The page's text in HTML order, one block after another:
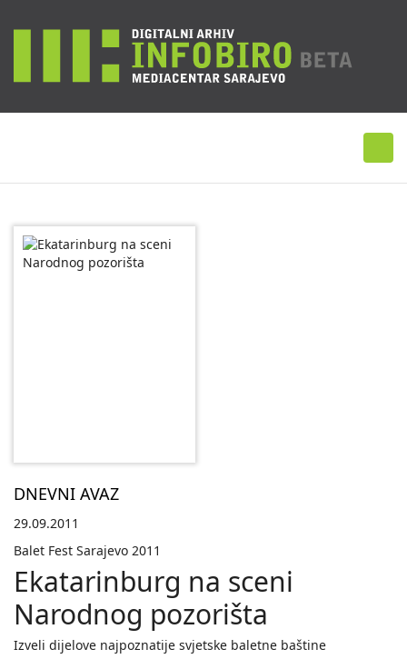
DNEVNI AVAZ
29.09.2011
Balet Fest Sarajevo 2011
Ekatarinburg na sceni
Narodnog pozorišta
Izveli dijelove najpoznatije svjetske baletne baštine